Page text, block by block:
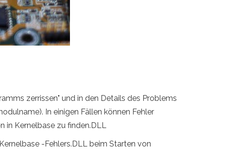
zerrissen" und in den Details des Problems
In einigen Fällen können Fehler
in Kernelbase zu finden.DLL
-Fehlers.DLL beim Starten von